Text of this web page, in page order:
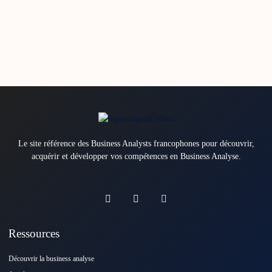
Le site référence des Business Analysts francophones pour découvrir,
acquérir et développer vos compétences en Business Analyse.
Ressources
Découvrir la business analyse